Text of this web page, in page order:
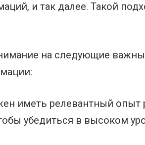
и так далее. Такой
на следующие
иметь релевантный
убедиться в высоком